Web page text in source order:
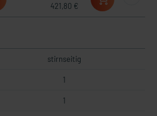
421,80 €
stirnseitig
1
1